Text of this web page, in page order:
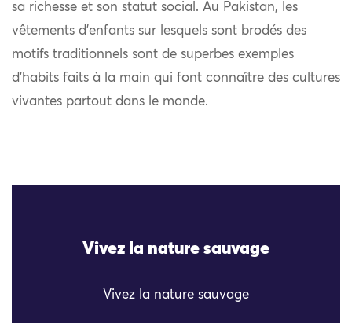
sa richesse et son statut social. Au Pakistan, les
vêtements d’enfants sur lesquels sont brodés des
motifs traditionnels sont de superbes exemples
d’habits faits à la main qui font connaître des cultures
vivantes partout dans le monde.
Vivez la nature sauvage
Vivez la nature sauvage